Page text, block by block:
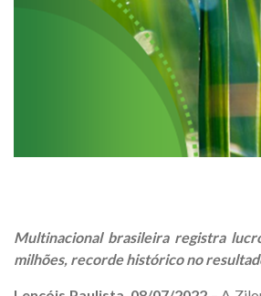
Multinacional brasileira registra
milhões, recorde histórico no